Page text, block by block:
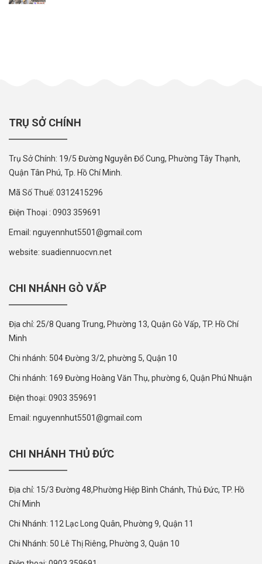
TRỤ SỞ CHÍNH
Trụ Sở Chính: 19/5 Đường Nguyễn Đổ Cung, Phường Tây Thạnh,
Quận Tân Phú, Tp. Hồ Chí Minh.
Mã Số Thuế: 0312415296
Điện Thoại : 0903 359691
Email: nguyennhut5501@gmail.com
website: suadiennuocvn.net
CHI NHÁNH GÒ VẤP
Địa chỉ: 25/8 Quang Trung, Phường 13, Quận Gò Vấp, TP. Hồ Chí
Minh
Chi nhánh: 504 Đường 3/2, phường 5, Quận 10
Chi nhánh: 169 Đường Hoàng Văn Thụ, phường 6, Quận Phú Nhuận
Điện thoại: 0903 359691
Email: nguyennhut5501@gmail.com
CHI NHÁNH THỦ ĐỨC
Địa chỉ: 15/3 Đường 48,Phường Hiệp Bình Chánh, Thủ Đức, TP. Hồ
Chí Minh
Chi Nhánh: 112 Lạc Long Quân, Phường 9, Quận 11
Chi Nhánh: 50 Lê Thị Riêng, Phường 3, Quận 10